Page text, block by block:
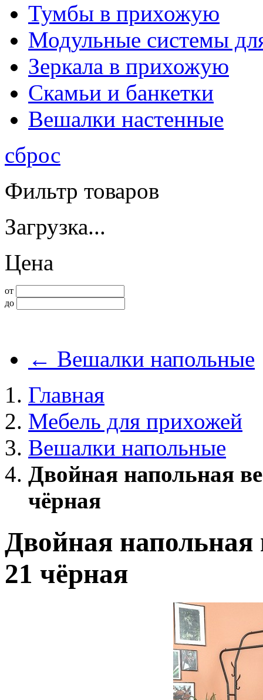
Тумбы в прихожую
Модульные системы
Зеркала в прихожую
Скамьи и банкетки
Вешалки настенные
сброс
Фильтр товаров
Загрузка...
Цена
от
до
← Вешалки напольные
Главная
Мебель для прихожей
Вешалки напольные
Двойная напольная
чёрная
Двойная
21 чёрная